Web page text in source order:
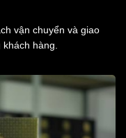
vận chuyển và giao
hàng.